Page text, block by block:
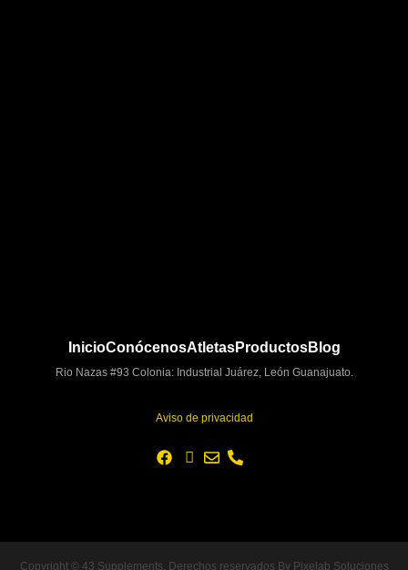
InicioConócenosAtletasProductosBlog
Rio Nazas #93 Colonia: Industrial Juárez, León Guanajuato.
Aviso de privacidad
Copyright © 43 Supplements. Derechos reservados By Pixelab Soluciones